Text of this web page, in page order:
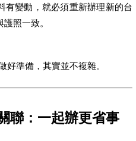
有變動，就必須重新辦理新的台
照一致。
好準備，其實並不複雜。
聯：一起辦更省事